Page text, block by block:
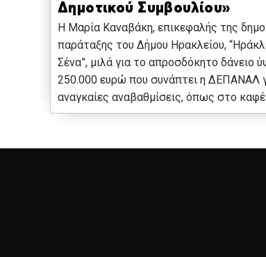
Δημοτικού Συμβουλίου»
Η Μαρία Καναβάκη, επικεφαλής της
παράταξης του Δήμου Ηρακλείου,
Σένα”, μιλά για το απροσδόκητο δάνειο
250.000 ευρώ που συνάπτει η ΔΕΠΑΝΑΛ
αναγκαίες αναβαθμίσεις, όπως στο